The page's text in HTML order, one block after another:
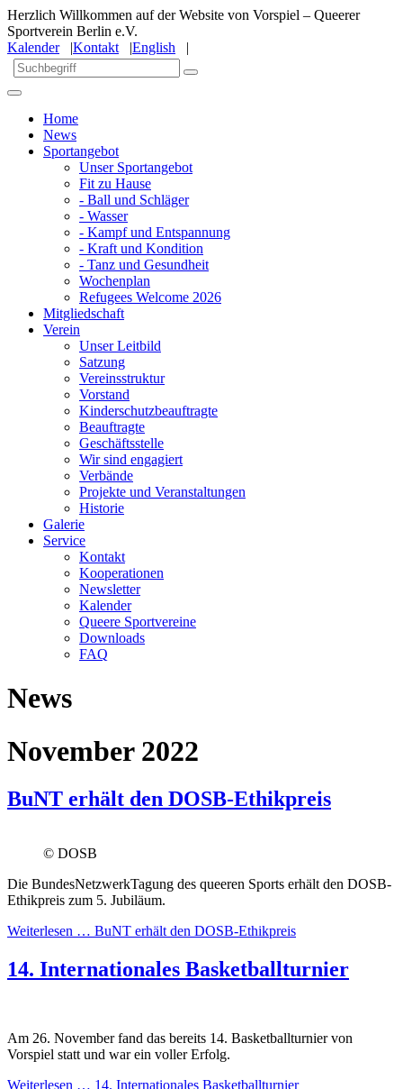
Herzlich Willkommen auf der Website von Vorspiel – Queerer
Sportverein Berlin e.V.
Kalender|Kontakt |English |
Home
News
Sportangebot
Unser Sportangebot
Fit zu Hause
- Ball und Schläger
- Wasser
- Kampf und Entspannung
- Kraft und Kondition
- Tanz und Gesundheit
Wochenplan
Refugees Welcome 2026
Mitgliedschaft
Verein
Unser Leitbild
Satzung
Vereinsstruktur
Vorstand
Kinderschutzbeauftragte
Beauftragte
Geschäftsstelle
Wir sind engagiert
Verbände
Projekte und Veranstaltungen
Historie
Galerie
Service
Kontakt
Kooperationen
Newsletter
Kalender
Queere Sportvereine
Downloads
FAQ
News
November 2022
BuNT erhält den DOSB-Ethikpreis
© DOSB
Die BundesNetzwerkTagung des queeren Sports erhält den DOSB-
Ethikpreis zum 5. Jubiläum.
Weiterlesen … BuNT erhält den DOSB-Ethikpreis
14. Internationales Basketballturnier
Am 26. November fand das bereits 14. Basketballturnier von
Vorspiel statt und war ein voller Erfolg.
Weiterlesen … 14. Internationales Basketballturnier